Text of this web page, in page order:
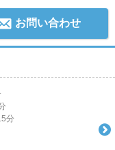
お問い合わせ
分